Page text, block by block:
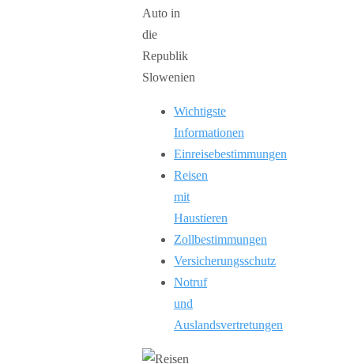
Wichtigste
Informationen
Einreisebestimmungen
Reisen
mit
Haustieren
Zollbestimmungen
Versicherungsschutz
Notruf
und
Auslandsvertretungen